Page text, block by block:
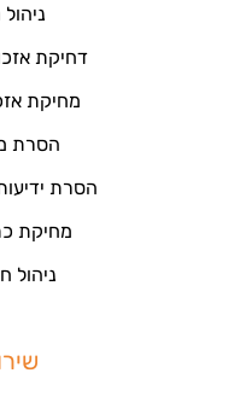
דחיקת
מחיקת
הסרת
הסרת
מחיקת
ניהול